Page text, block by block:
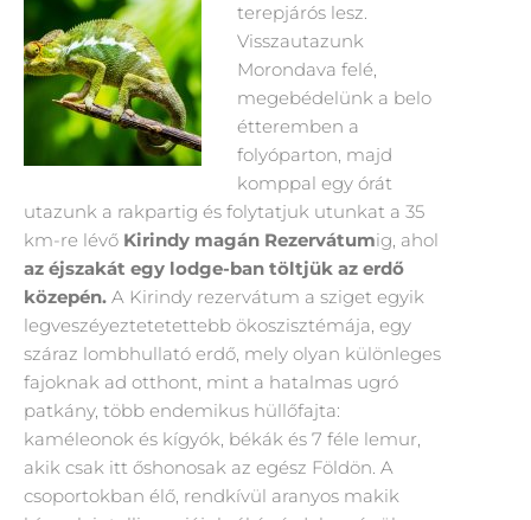
terepjárós lesz.
Visszautazunk
Morondava felé,
megebédelünk a belo
étteremben a
folyóparton, majd
komppal egy órát
utazunk a rakpartig és folytatjuk utunkat a 35
km-re lévő Kirindy magán Rezervátumig, ahol
az éjszakát egy lodge-ban töltjük az erdő
közepén. A Kirindy rezervátum a sziget egyik
legveszéyeztetetettebb ökoszisztémája, egy
száraz lombhullató erdő, mely olyan különleges
fajoknak ad otthont, mint a hatalmas ugró
patkány, több endemikus hüllőfajta:
kaméleonok és kígyók, békák és 7 féle lemur,
akik csak itt őshonosak az egész Földön. A
csoportokban élő, rendkívül aranyos makik